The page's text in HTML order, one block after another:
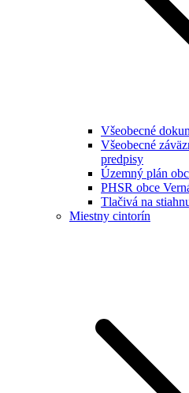
Všeobecné
Všeobecné
predpisy
Územný plán
PHSR obce
Tlačivá na
Miestny cintorín